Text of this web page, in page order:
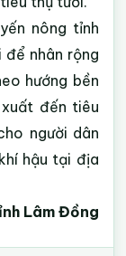
nông tỉnh
nhân rộng
hướng bền
đến tiêu
người dân
hậu tại địa
Lâm Đồng